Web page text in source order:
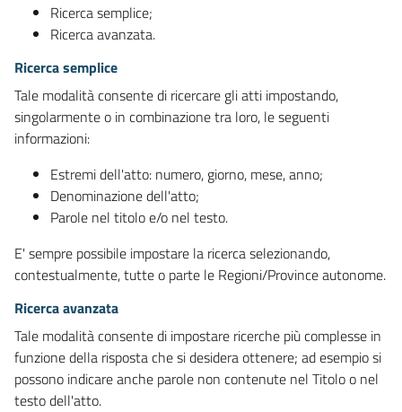
Ricerca semplice;
Ricerca avanzata.
Ricerca semplice
Tale modalità consente di ricercare gli atti impostando,
singolarmente o in combinazione tra loro, le seguenti
informazioni:
Estremi dell'atto: numero, giorno, mese, anno;
Denominazione dell'atto;
Parole nel titolo e/o nel testo.
E' sempre possibile impostare la ricerca selezionando,
contestualmente, tutte o parte le Regioni/Province autonome.
Ricerca avanzata
Tale modalità consente di impostare ricerche più complesse in
funzione della risposta che si desidera ottenere; ad esempio si
possono indicare anche parole non contenute nel Titolo o nel
testo dell'atto.